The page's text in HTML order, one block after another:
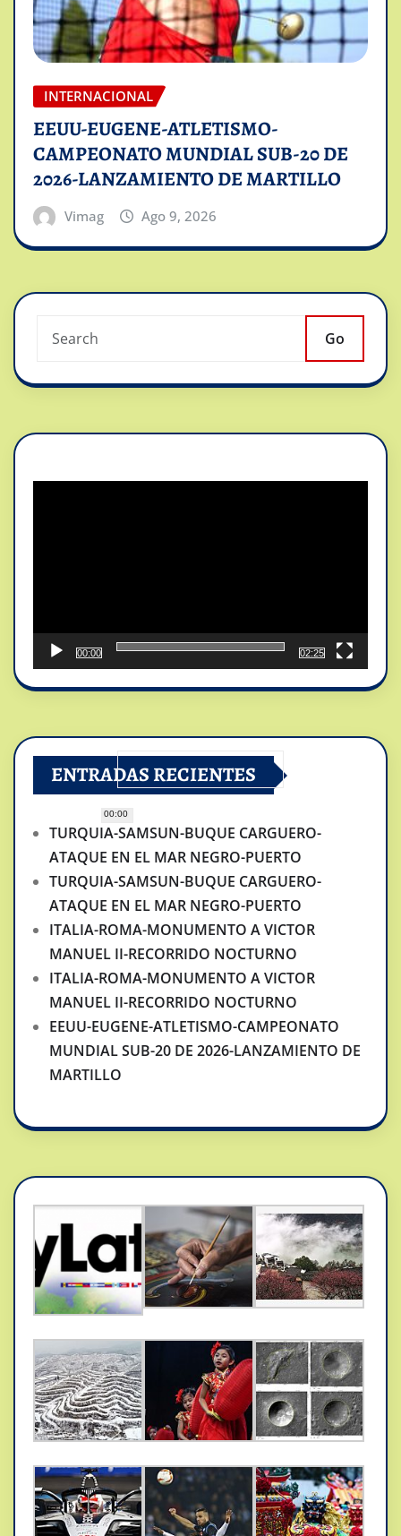
INTERNACIONAL
EEUU-EUGENE-ATLETISMO-
CAMPEONATO MUNDIAL SUB-20 DE
2026-LANZAMIENTO DE MARTILLO
Vimag Ago 9, 2026
Go
00:00
00:00
02:25
ENTRADAS RECIENTES
TURQUIA-SAMSUN-BUQUE CARGUERO-
ATAQUE EN EL MAR NEGRO-PUERTO
TURQUIA-SAMSUN-BUQUE CARGUERO-
ATAQUE EN EL MAR NEGRO-PUERTO
ITALIA-ROMA-MONUMENTO A VICTOR
MANUEL II-RECORRIDO NOCTURNO
ITALIA-ROMA-MONUMENTO A VICTOR
MANUEL II-RECORRIDO NOCTURNO
EEUU-EUGENE-ATLETISMO-CAMPEONATO
MUNDIAL SUB-20 DE 2026-LANZAMIENTO DE
MARTILLO